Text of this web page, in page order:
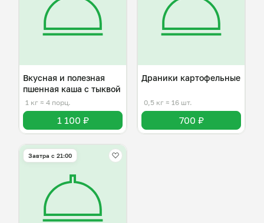
Вкусная и полезная
пшенная каша с тыквой
1 кг ≈ 4 порц.
1 100 ₽
Драники картофельные
0,5 кг ≈ 16 шт.
700 ₽
Завтра c 21:00